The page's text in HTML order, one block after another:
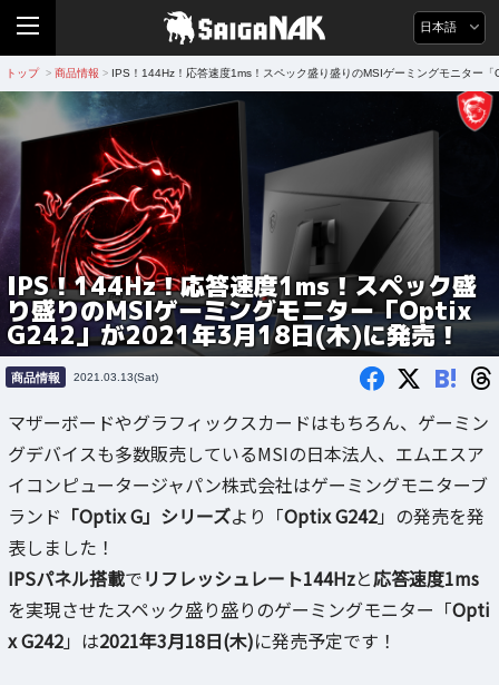
日本語
トップ > 商品情報 > IPS！144Hz！応答速度1ms！スペック盛り盛りのMSIゲーミングモニター
IPS！144Hz！応答速度1ms！スペック盛
り盛りのMSIゲーミングモニター「Optix
G242」が2021年3月18日(木)に発売！
商品情報 2021.03.13(Sat) B!
マザーボードやグラフィックスカードはもちろん、ゲーミン
グデバイスも多数販売しているMSIの日本法人、エムエスア
イコンピュータージャパン株式会社はゲーミングモニターブ
ランド 「Optix G」シリーズより「Optix G242」の発売を発
表しました！
IPSパネル搭載でリフレッシュレート144Hzと応答速度1ms
を実現させたスペック盛り盛りのゲーミングモニター「Opti
x G242」は2021年3月18日(木)に発売予定です！